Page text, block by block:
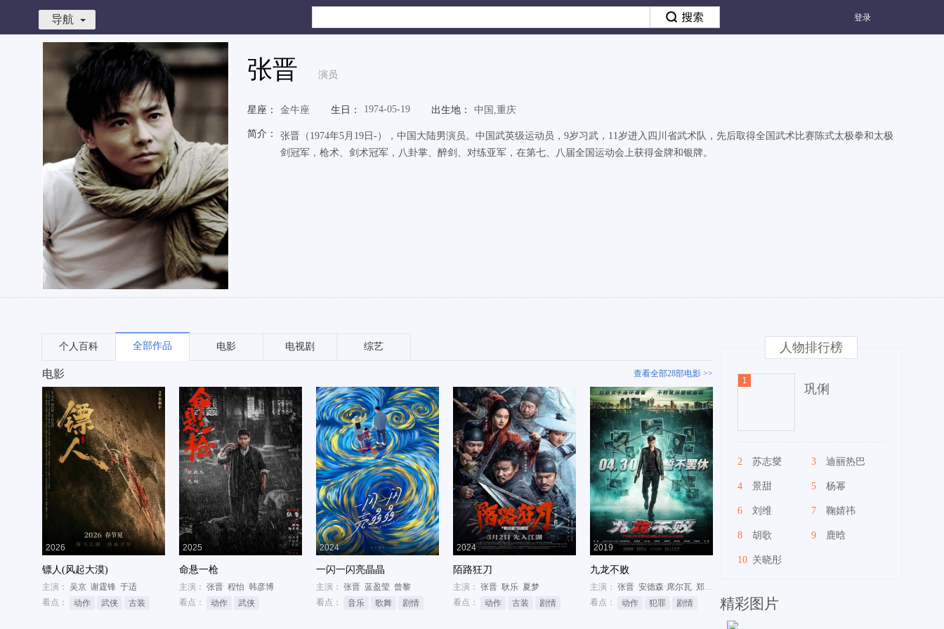
登录
导航
张晋 演员
星座： 金牛座 生日： 1974-05-19 出生地： 中国,重庆
简介：
张晋（1974年5月19日-），中国大陆男演员。中国武英级运动员，9岁习武，11岁进入四川省武术队，先后取得全国武术比赛陈式太极拳和太极
剑冠军，枪术、剑术冠军，八卦掌、醉剑、对练亚军，在第七、八届全国运动会上获得金牌和银牌。
个人百科 全部作品 电影 电视剧 综艺
电影 查看全部28部电影 >>
2026
镖人(风起大漠)
主演： 吴京 谢霆锋 于适
看点：
动作 武侠 古装
2025
命悬一枪
主演： 张晋 程怡 韩彦博
看点：
动作 武侠
2024
一闪一闪亮晶晶
主演： 张晋 蓝盈莹 曾黎
看点：
音乐 歌舞 剧情
2024
陌路狂刀
主演： 张晋 耿乐 夏梦
看点：
动作 古装 剧情
2019
九龙不败
主演： 张晋 安德森·席尔瓦 郑嘉颖
看点：
动作 犯罪 剧情
人物排行榜
巩俐
2 苏志燮 3 迪丽热巴
4 景甜 5 杨幂
6 刘维 7 鞠婧祎
8 胡歌 9 鹿晗
10 关晓彤
精彩图片